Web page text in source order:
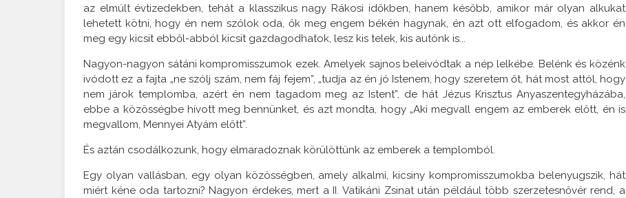
az elmúlt évtizedekben, tehát a klasszikus nagy Rákosi időkben, hanem később, amikor már olyan alkukat
lehetett kötni, hogy én nem szólok oda, ők meg engem békén hagynak, én azt ott elfogadom, és akkor én
meg egy kicsit ebből-abból kicsit gazdagodhatok, lesz kis telek, kis autónk is...
Nagyon-nagyon sátáni kompromisszumok ezek. Amelyek sajnos beleivódtak a nép lelkébe. Belénk és közénk
ivódott ez a fajta „ne szólj szám, nem fáj fejem”, „tudja az én jó Istenem, hogy szeretem őt, hát most attól, hogy
nem járok templomba, azért én nem tagadom meg az Istent”, de hát Jézus Krisztus Anyaszentegyházába,
ebbe a közösségbe hívott meg bennünket, és azt mondta, hogy „Aki megvall engem az emberek előtt, én is
megvallom, Mennyei Atyám előtt”.
És aztán csodálkozunk, hogy elmaradoznak körülöttünk az emberek a templomból.
Egy olyan vallásban, egy olyan közösségben, amely alkalmi, kicsiny kompromisszumokba belenyugszik, hát
miért kéne oda tartozni? Nagyon érdekes, mert a II. Vatikáni Zsinat után például több szerzetesnővér rend, a